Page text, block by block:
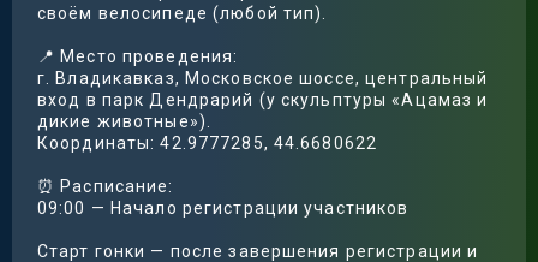
своём велосипеде (любой тип).
📍 Место проведения:
г. Владикавказ, Московское шоссе, центральный
вход в парк Дендрарий (у скульптуры «Ацамаз и
дикие животные»).
Координаты: 42.9777285, 44.6680622
⏰ Расписание:
09:00 — Начало регистрации участников
Старт гонки — после завершения регистрации и